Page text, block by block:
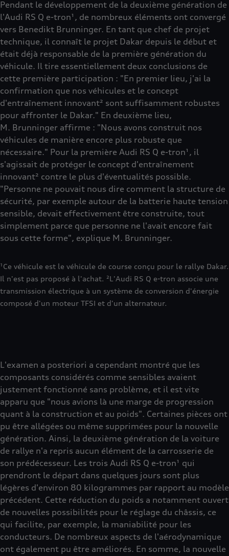
Pendant le développement de la deuxième génération de
l'Audi RS Q e-tron¹, de nombreux éléments ont convergé
vers Benedikt Brunninger. En tant que chef de projet
technique, il connaît le projet Dakar depuis le début et
était déjà responsable de la première génération du
véhicule. Il tire essentiellement deux conclusions de
cette première participation : "En premier lieu, j'ai la
confirmation que nos véhicules et le concept
d'entraînement innovant² sont suffisamment robustes
pour affronter le Dakar." En deuxième lieu,
M. Brunninger affirme : "Nous avons construit nos
véhicules de manière encore plus robuste que
nécessaire." Pour la première Audi RS Q e-tron¹, il
s'agissait de protéger le concept d'entraînement
innovant² contre le plus d'éventualités possible.
"Personne ne pouvait nous dire comment la structure de
sécurité, par exemple autour de la batterie haute tension
sensible, devait effectivement être construite, tout
simplement parce que personne ne l'avait encore fait
sous cette forme", explique M. Brunninger.
¹Ce véhicule est le véhicule de course conçu pour le rallye Dakar.
Il n'est pas proposé à l'achat. ²L'Audi RS Q e-tron associe une
transmission électrique à un système de conversion d'énergie
composé d'un moteur TFSI et d'un alternateur.
L'examen a posteriori a cependant montré que les
composants considérés comme sensibles avaient
justement fonctionné sans problème, et il est vite
apparu que "nous avions là une marge de progression
quant à la construction et au poids". Certaines pièces ont
pu être allégées ou même supprimées pour la nouvelle
génération. Ainsi, la deuxième génération de la voiture
de rallye n'a repris aucun élément de la carrosserie de
son prédécesseur. Les trois Audi RS Q e-tron¹ qui
prendront le départ dans quelques jours sont plus
légères d'environ 80 kilogrammes par rapport au modèle
précédent. Cette réduction du poids a notamment ouvert
de nouvelles possibilités pour le réglage du châssis, ce
qui facilite, par exemple, la maniabilité pour les
conducteurs. De nombreux aspects de l'aérodynamique
ont également pu être améliorés. En somme, la nouvelle